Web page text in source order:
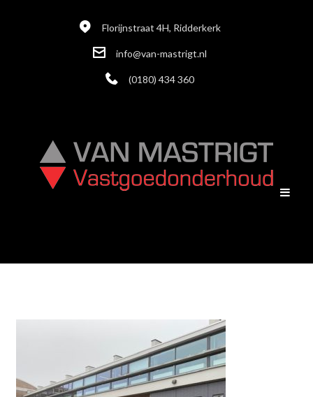
Florijnstraat 4H, Ridderkerk
info@van-mastrigt.nl
(0180) 434 360